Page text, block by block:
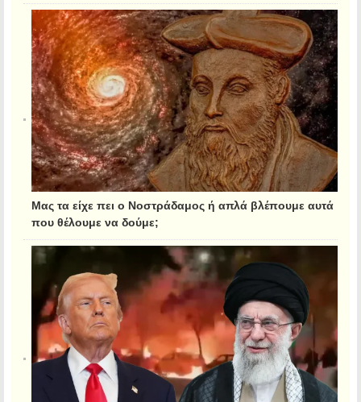
Μας τα είχε πει ο Νοστράδαμος ή απλά βλέπουμε αυτά
που θέλουμε να δούμε;